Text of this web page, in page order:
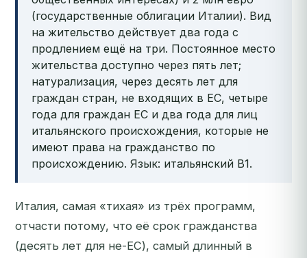
(государственные облигации Италии). Вид
на жительство действует два года с
продлением ещё на три. Постоянное место
жительства доступно через пять лет;
натурализация, через десять лет для
граждан стран, не входящих в ЕС, четыре
года для граждан ЕС и два года для лиц
итальянского происхождения, которые не
имеют права на гражданство по
происхождению. Язык: итальянский B1.
Италия, самая «тихая» из трёх программ,
отчасти потому, что её срок гражданства
(десять лет для не-ЕС), самый длинный в